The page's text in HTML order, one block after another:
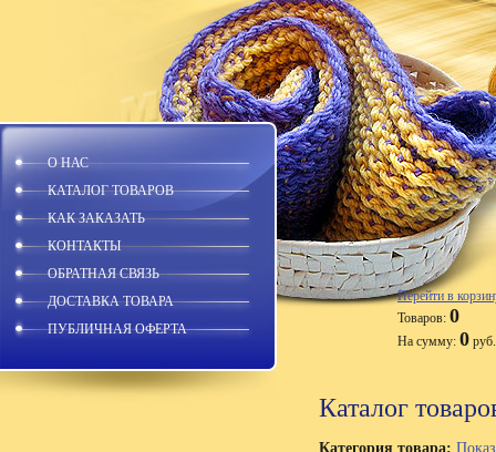
О НАС
КАТАЛОГ ТОВАРОВ
КАК ЗАКАЗАТЬ
КОНТАКТЫ
ОБРАТНАЯ СВЯЗЬ
ДОСТАВКА ТОВАРА
ПУБЛИЧНАЯ ОФЕРТА
Перейти в
Товаров: 0
На сумму: 0 руб.
Каталог
Категория товара: